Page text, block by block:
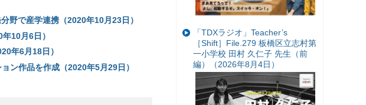
野で産学連携（2020年10月23日）
10月6日）
年6月18日）
ン作品を作成（2020年5月29日）
「TDXラジオ」Teacher’s
［Shift］File.279 板橋区立志村第
一小学校 田村 久仁子 先生（前
編）（2026年8月4日）